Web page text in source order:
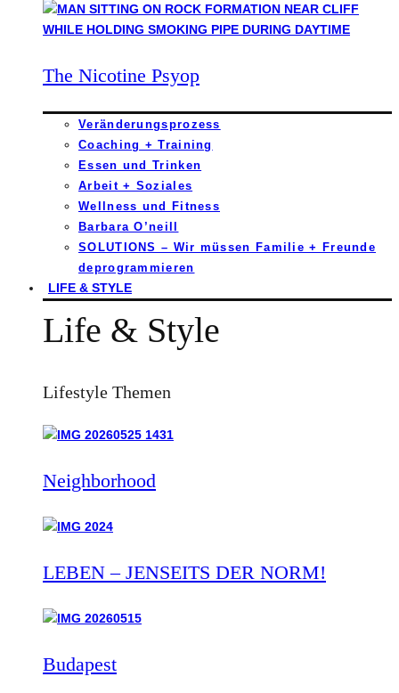
The Nicotine Psyop
Veränderungsprozess
Coaching + Training
Essen und Trinken
Arbeit + Soziales
Wellness und Fitness
Barbara O’neill
SOLUTIONS – Wir müssen Familie + Freunde
deprogrammieren
LIFE & STYLE
Life & Style
Lifestyle Themen
Neighborhood
LEBEN – JENSEITS DER NORM!
Budapest